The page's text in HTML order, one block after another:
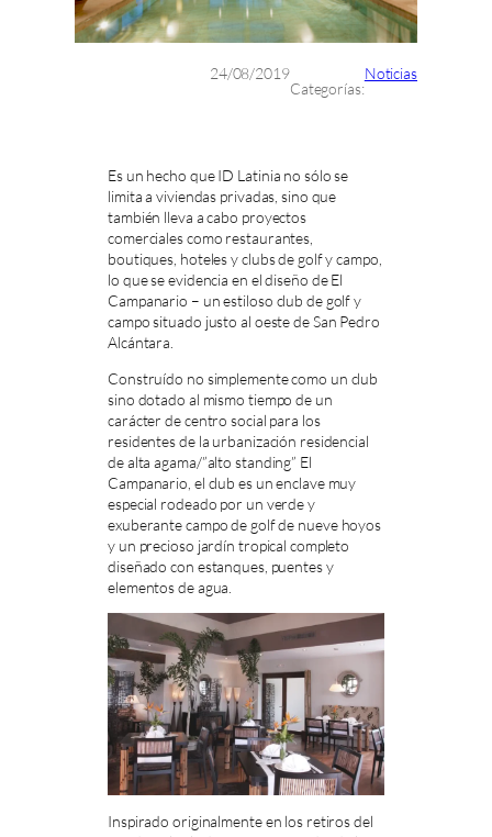
24/08/2019
Categorías:
Noticias
Es un hecho que ID Latinia no sólo se
limita a viviendas privadas, sino que
también lleva a cabo proyectos
comerciales como restaurantes,
boutiques, hoteles y clubs de golf y campo,
lo que se evidencia en el diseño de El
Campanario – un estiloso club de golf y
campo situado justo al oeste de San Pedro
Alcántara.
Construído no simplemente como un club
sino dotado al mismo tiempo de un
carácter de centro social para los
residentes de la urbanización residencial
de alta agama/”alto standing” El
Campanario, el club es un enclave muy
especial rodeado por un verde y
exuberante campo de golf de nueve hoyos
y un precioso jardín tropical completo
diseñado con estanques, puentes y
elementos de agua.
Inspirado originalmente en los retiros del